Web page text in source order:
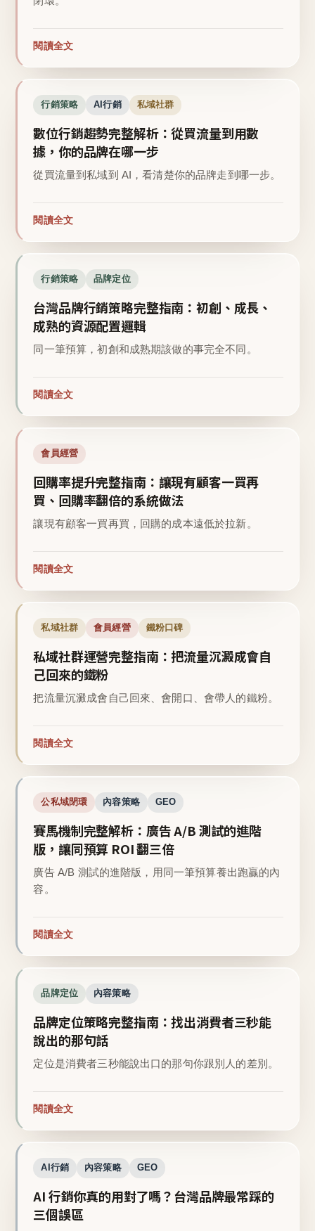
閱讀全文
行銷策略 AI行銷 私域社群
數位行銷趨勢完整解析：從買流量到用數
據，你的品牌在哪一步
從買流量到私域到 AI，看清楚你的品牌走到哪一步。
閱讀全文
行銷策略 品牌定位
台灣品牌行銷策略完整指南：初創、成長、
成熟的資源配置邏輯
同一筆預算，初創和成熟期該做的事完全不同。
閱讀全文
會員經營
回購率提升完整指南：讓現有顧客一買再
買、回購率翻倍的系統做法
讓現有顧客一買再買，回購的成本遠低於拉新。
閱讀全文
私域社群 會員經營 鐵粉口碑
私域社群運營完整指南：把流量沉澱成會自
己回來的鐵粉
把流量沉澱成會自己回來、會開口、會帶人的鐵粉。
閱讀全文
公私域閉環 內容策略 GEO
賽馬機制完整解析：廣告 A/B 測試的進階
版，讓同預算 ROI 翻三倍
廣告 A/B 測試的進階版，用同一筆預算養出跑贏的內
容。
閱讀全文
品牌定位 內容策略
品牌定位策略完整指南：找出消費者三秒能
說出的那句話
定位是消費者三秒能說出口的那句你跟別人的差別。
閱讀全文
AI行銷 內容策略 GEO
AI 行銷你真的用對了嗎？台灣品牌最常踩的
三個誤區